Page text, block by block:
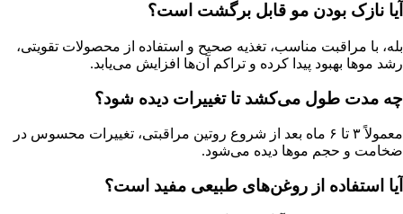
آیا نازک بودن مو قابل برگشت است؟
بله، با مراقبت مناسب، تغذیه صحیح و استفاده از محصولات تقویتی،
رشد موها بهبود پیدا کرده و تراکم آن‌ها افزایش می‌یابد.
چه مدت طول می‌کشد تا تغییرات دیده شود؟
معمولاً ۳ تا ۶ ماه بعد از شروع روتین مراقبتی، تغییرات محسوس در
ضخامت و حجم موها دیده می‌شود.
آیا استفاده از روغن‌های طبیعی مفید است؟